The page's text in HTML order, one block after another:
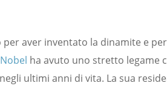
per aver inventato la dinamite e
ha avuto uno stretto legame
negli ultimi anni di vita. La sua